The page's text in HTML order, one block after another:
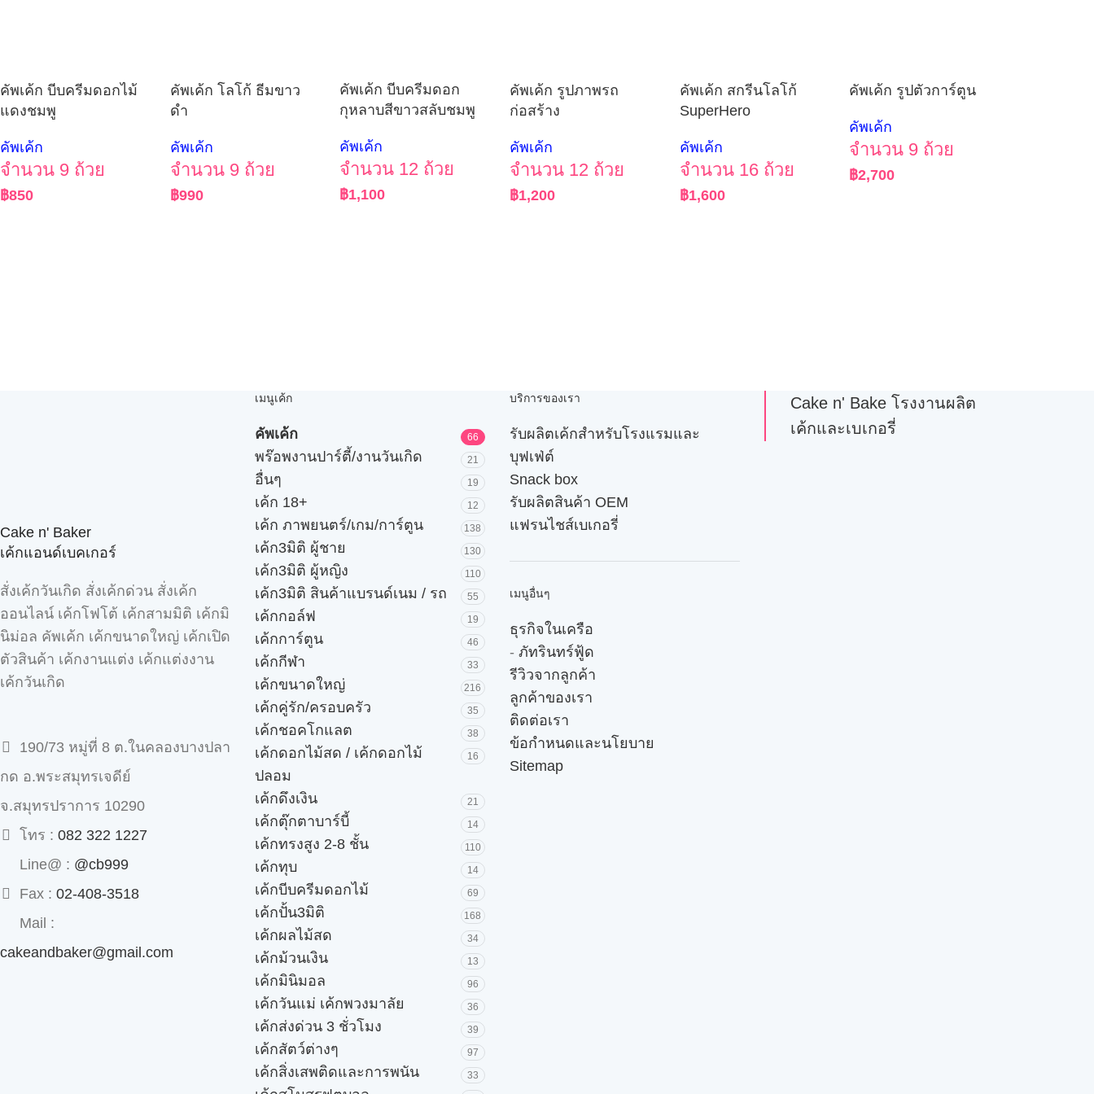
คัพเค้ก บีบครีมดอกไม้
แดงชมพู
คัพเค้ก
จำนวน 9 ถ้วย
฿850
คัพเค้ก โลโก้ ธีมขาว
ดำ
คัพเค้ก
จำนวน 9 ถ้วย
฿990
คัพเค้ก บีบครีมดอก
กุหลาบสีขาวสลับชมพู
คัพเค้ก
จำนวน 12 ถ้วย
฿1,100
คัพเค้ก รูปภาพรถ
ก่อสร้าง
คัพเค้ก
จำนวน 12 ถ้วย
฿1,200
คัพเค้ก สกรีนโลโก้
SuperHero
คัพเค้ก
จำนวน 16 ถ้วย
฿1,600
คัพเค้ก รูปตัวการ์ตูน
คัพเค้ก
จำนวน 9 ถ้วย
฿2,700
Cake n' Baker
เค้กแอนด์เบคเกอร์
สั่งเค้กวันเกิด สั่งเค้กด่วน สั่งเค้ก
ออนไลน์ เค้กโฟโต้ เค้กสามมิติ เค้กมิ
นิม่อล คัพเค้ก เค้กขนาดใหญ่ เค้กเปิด
ตัวสินค้า เค้กงานแต่ง เค้กแต่งงาน
เค้กวันเกิด
190/73 หมู่ที่ 8 ต.ในคลองบางปลา
กด อ.พระสมุทรเจดีย์
จ.สมุทรปราการ 10290
โทร : 082 322 1227
Line@ : @cb999
Fax : 02-408-3518
Mail :
cakeandbaker@gmail.com
เมนูเค้ก
คัพเค้ก 66
พร๊อพงานปาร์ตี้/งานวันเกิด 21
อื่นๆ 19
เค้ก 18+ 12
เค้ก ภาพยนตร์/เกม/การ์ตูน 138
เค้ก3มิติ ผู้ชาย 130
เค้ก3มิติ ผู้หญิง 110
เค้ก3มิติ สินค้าแบรนด์เนม / รถ 55
เค้กกอล์ฟ 19
เค้กการ์ตูน 46
เค้กกีฬา 33
เค้กขนาดใหญ่ 216
เค้กคู่รัก/ครอบครัว 35
เค้กชอคโกแลต 38
เค้กดอกไม้สด / เค้กดอกไม้
ปลอม
16
เค้กดึงเงิน 21
เค้กตุ๊กตาบาร์บี้ 14
เค้กทรงสูง 2-8 ชั้น 110
เค้กทุบ 14
เค้กบีบครีมดอกไม้ 69
เค้กปั้น3มิติ 168
เค้กผลไม้สด 34
เค้กม้วนเงิน 13
เค้กมินิมอล 96
เค้กวันแม่ เค้กพวงมาลัย 36
เค้กส่งด่วน 3 ชั่วโมง 39
เค้กสัตว์ต่างๆ 97
เค้กสิ่งเสพติดและการพนัน 33
บริการของเรา
รับผลิตเค้กสำหรับโรงแรมและ
บุฟเฟ่ต์
Snack box
รับผลิตสินค้า OEM
แฟรนไชส์เบเกอรี่
เมนูอื่นๆ
ธุรกิจในเครือ
- ภัทรินทร์ฟู้ด
รีวิวจากลูกค้า
ลูกค้าของเรา
ติดต่อเรา
ข้อกำหนดและนโยบาย
Sitemap
Cake n' Bake โรงงานผลิต
เค้กและเบเกอรี่